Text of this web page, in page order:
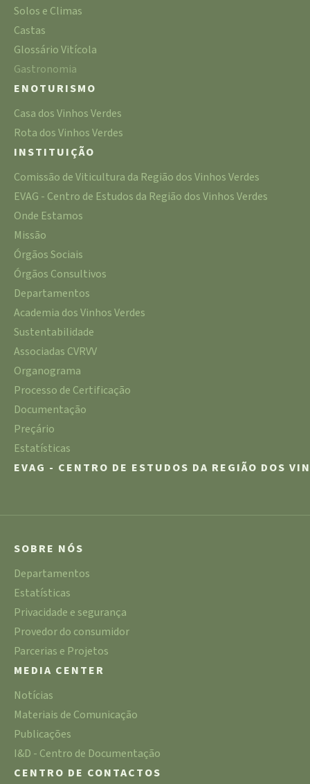
Solos e Climas
Castas
Glossário Vitícola
Gastronomia
ENOTURISMO
Casa dos Vinhos Verdes
Rota dos Vinhos Verdes
INSTITUIÇÃO
Comissão de Viticultura da Região dos Vinhos Verdes
EVAG - Centro de Estudos da Região dos Vinhos Verdes
Onde Estamos
Missão
Órgãos Sociais
Órgãos Consultivos
Departamentos
Academia dos Vinhos Verdes
Sustentabilidade
Associadas CVRVV
Organograma
Processo de Certificação
Documentação
Preçário
Estatísticas
EVAG - CENTRO DE ESTUDOS DA REGIÃO DOS
SOBRE NÓS
Departamentos
Estatísticas
Privacidade e segurança
Provedor do consumidor
Parcerias e Projetos
MEDIA CENTER
Notícias
Materiais de Comunicação
Publicações
I&D - Centro de Documentação
CENTRO DE CONTACTOS